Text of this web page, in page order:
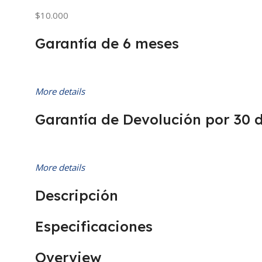
$10.000
Garantía de 6 meses
More details
Garantía de Devolución por 30
More details
Descripción
Especificaciones
Overview